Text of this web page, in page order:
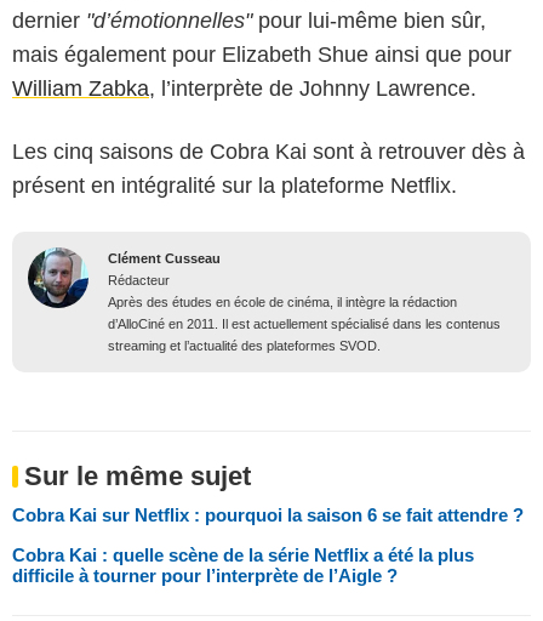
dernier "d’émotionnelles"pour lui-même bien sûr,
mais également pour Elizabeth Shue ainsi que pour
William Zabka, l’interprète de Johnny Lawrence.
Les cinq saisons de Cobra Kai sont à retrouver dès à
présent en intégralité sur la plateforme Netflix.
Clément Cusseau
Rédacteur
Après des études en école de cinéma, il intègre la rédaction
d’AlloCiné en 2011. Il est actuellement spécialisé dans les contenus
streaming et l’actualité des plateformes SVOD.
Sur le même sujet
Cobra Kai sur Netflix : pourquoi la saison 6 se fait attendre ?
Cobra Kai : quelle scène de la série Netflix a été la plus
difficile à tourner pour l’interprète de l’Aigle ?